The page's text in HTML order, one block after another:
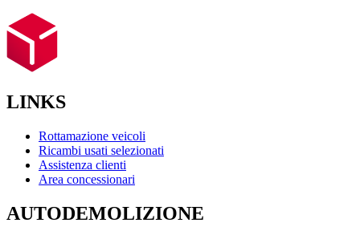
LINKS
Rottamazione veicoli
Ricambi usati selezionati
Assistenza clienti
Area concessionari
AUTODEMOLIZIONE